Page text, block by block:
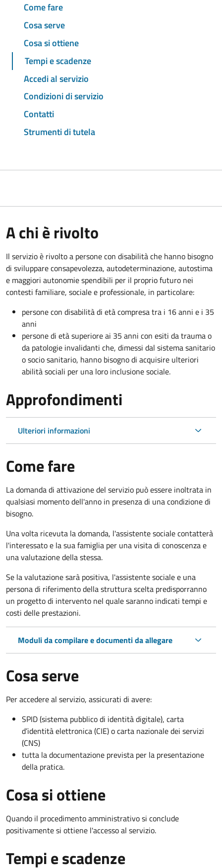
Come fare
Cosa serve
Cosa si ottiene
Tempi e scadenze
Accedi al servizio
Condizioni di servizio
Contatti
Strumenti di tutela
A chi è rivolto
Il servizio è rivolto a persone con disabilità che hanno bisogno
di sviluppare consapevolezza, autodeterminazione, autostima
e maggiori autonomie spendibili per il proprio futuro nei
contesti familiare, sociale e professionale, in particolare:
persone con disabilità di età compresa tra i 16 anni e i 35
anni
persone di età superiore ai 35 anni con esiti da trauma o
da patologie invalidanti che, dimessi dal sistema sanitario
o socio sanitario, hanno bisogno di acquisire ulteriori
abilità sociali per una loro inclusione sociale.
Approfondimenti
Ulteriori informazioni
Come fare
La domanda di attivazione del servizio può essere inoltrata in
qualsiasi momento dell'anno in presenza di una condizione di
bisogno.
Una volta ricevuta la domanda, l'assistente sociale contatterà
l'interessato e la sua famiglia per una visita di conoscenza e
una valutazione della stessa.
Se la valutazione sarà positiva, l'assistente sociale e una
persona di riferimento della struttura scelta predisporranno
un progetto di intervento nel quale saranno indicati tempi e
costi delle prestazioni.
Moduli da compilare e documenti da allegare
Cosa serve
Per accedere al servizio, assicurati di avere:
SPID (sistema pubblico di identità digitale), carta
d’identità elettronica (CIE) o carta nazionale dei servizi
(CNS)
tutta la documentazione prevista per la presentazione
della pratica.
Cosa si ottiene
Quando il procedimento amministrativo si conclude
positivamente si ottiene l'accesso al servizio.
Tempi e scadenze